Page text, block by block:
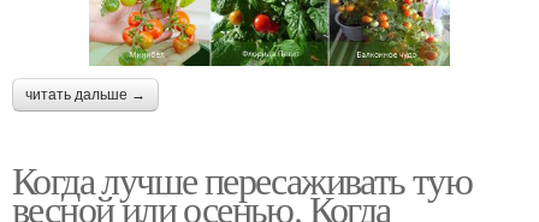
читать дальше →
Когда лучше пересаживать тую
весной или осенью. Когда